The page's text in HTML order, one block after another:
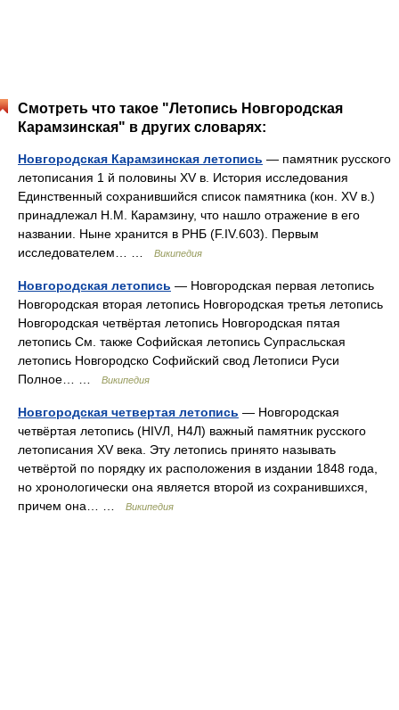
Смотреть что такое "Летопись Новгородская
Карамзинская" в других словарях:
Новгородская Карамзинская летопись — памятник русского
летописания 1 й половины XV в. История исследования
Единственный сохранившийся список памятника (кон. XV в.)
принадлежал Н.М. Карамзину, что нашло отражение в его
названии. Ныне хранится в РНБ (F.IV.603). Первым
исследователем… …
Википедия
Новгородская летопись — Новгородская первая летопись
Новгородская вторая летопись Новгородская третья летопись
Новгородская четвёртая летопись Новгородская пятая
летопись См. также Софийская летопись Супрасльская
летопись Новгородско Софийский свод Летописи Руси
Полное… …
Википедия
Новгородская четвертая летопись — Новгородская
четвёртая летопись (НIVЛ, Н4Л) важный памятник русского
летописания XV века. Эту летопись принято называть
четвёртой по порядку их расположения в издании 1848 года,
но хронологически она является второй из сохранившихся,
причем она… …
Википедия